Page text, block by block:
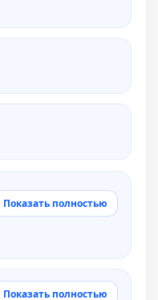
Показать полностью
Показать полностью